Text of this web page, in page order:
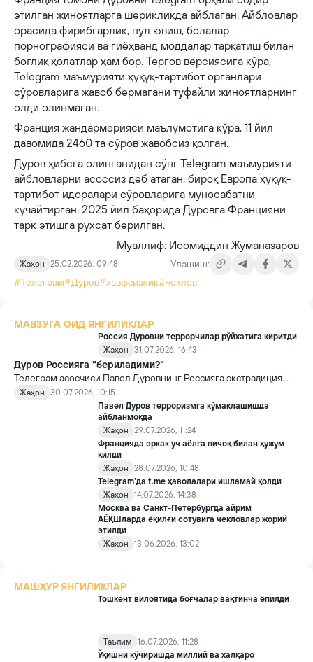
этилган жиноятларга шерикликда айблаган. Айбловлар
орасида фирибгарлик, пул ювиш, болалар
порнографияси ва гиёҳванд моддалар тарқатиш билан
боғлиқ ҳолатлар ҳам бор. Тергов версиясига кўра,
Telegram маъмурияти ҳуқуқ-тартибот органлари
сўровларига жавоб бермагани туфайли жиноятларнинг
олди олинмаган.
Франция жандармерияси маълумотига кўра, 11 йил
давомида 2460 та сўров жавобсиз қолган.
Дуров ҳибсга олинганидан сўнг Telegram маъмурияти
айбловларни асоссиз деб атаган, бироқ Европа ҳуқуқ-
тартибот идоралари сўровларига муносабатни
кучайтирган. 2025 йил баҳорида Дуровга Францияни
тарк этишга рухсат берилган.
Муаллиф: Исомиддин Жуманазаров
Жаҳон 25.02.2026, 09:48
Улашиш:
#Телеграм#Дуров#хавфсизлик#чеклов
МАВЗУГА ОИД ЯНГИЛИКЛАР
Россия Дуровни террорчилар рўйхатига киритди
Жаҳон
31.07.2026, 16:43
Дуров Россияга "бериладими?"
Телеграм асосчиси Павел Дуровнинг Россияга экстрадиция
қилиниши мумкинми — франциялик адвокат бу ҳақда муҳим
тафсилотларни маълум қилди.
Жаҳон
30.07.2026, 10:15
Павел Дуров терроризмга кўмаклашишда
айбланмоқда
Жаҳон
29.07.2026, 11:24
Францияда эркак уч аёлга пичоқ билан ҳужум
қилди
Жаҳон
28.07.2026, 10:48
Telegram’да t.me ҳаволалари ишламай қолди
Жаҳон
14.07.2026, 14:38
Москва ва Санкт-Петербургда айрим
АЁҚШларда ёқилғи сотувига чекловлар жорий
этилди
Жаҳон
13.06.2026, 13:02
МАШҲУР ЯНГИЛИКЛАР
Тошкент вилоятида боғчалар вақтинча ёпилди
Таълим
16.07.2026, 11:28
Ўқишни кўчиришда миллий ва халқаро